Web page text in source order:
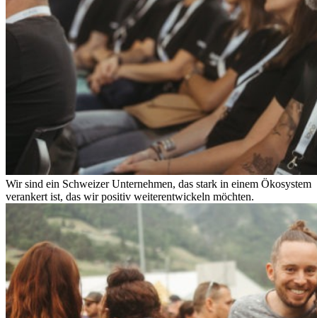
Wir sind ein Schweizer Unternehmen, das stark in einem Ökosystem
verankert ist, das wir positiv weiterentwickeln möchten.